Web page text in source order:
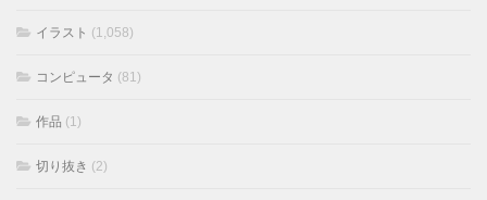
イラスト (1,058)
コンピュータ (81)
作品 (1)
切り抜き (2)